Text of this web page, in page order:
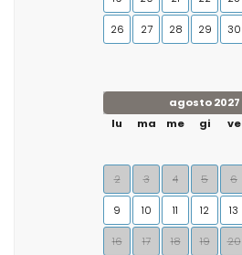
26 27 28 29 30
agosto 2027
lu
ma me gi ve
2 3 4 5 6
9 10 11 12 13
16 17 18 19 20